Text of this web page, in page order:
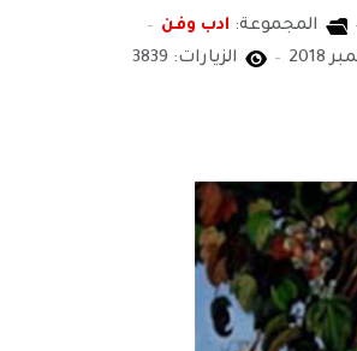
المجموعة: ادب وفن
الزيارات: 3839